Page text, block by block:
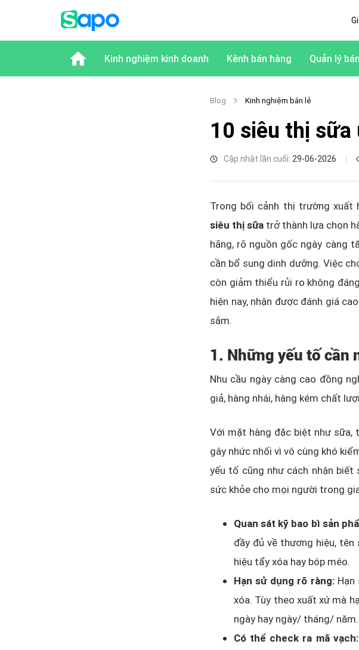
Kinh nghiệm kinh doanh Kênh bán hàng Quản lý
Blog Kinh nghiệm bán lẻ
10 siêu thị
Cập nhật lần cuối: 29-06-2026
Trong bối cảnh thị trường xuất
siêu thị sữa trở thành lựa chọn
hãng, rõ nguồn gốc ngày càng
cần bổ sung dinh dưỡng. Việc
còn giảm thiểu rủi ro không
hiện nay, nhận được đánh giá
sắm.
1. Những yếu tố cần
Nhu cầu ngày càng cao đồng
giả, hàng nhái, hàng kém chất
Với mặt hàng đặc biệt như sữa,
gây nhức nhối vì vô cùng khó
yếu tố cũng như cách nhận biết
sức khỏe cho mọi người trong
Quan sát kỹ bao bì sản
đầy đủ về thương hiệu, tên
hiệu tẩy xóa hay bóp méo.
Hạn sử dụng rõ ràng:Hạn
xóa. Tùy theo xuất xứ mà
ngày hay ngày/ tháng/ năm.
Có thể check ra mã vạch: